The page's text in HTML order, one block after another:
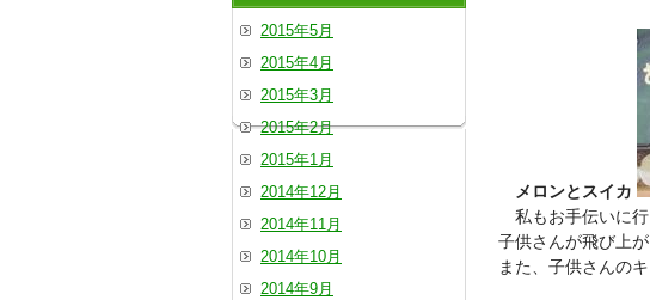
メロンとスイカ
私もお手伝いに行
子供さんが飛び上
また、子供さんの
2015年5月
2015年4月
2015年3月
2015年2月
2015年1月
2014年12月
2014年11月
2014年10月
2014年9月